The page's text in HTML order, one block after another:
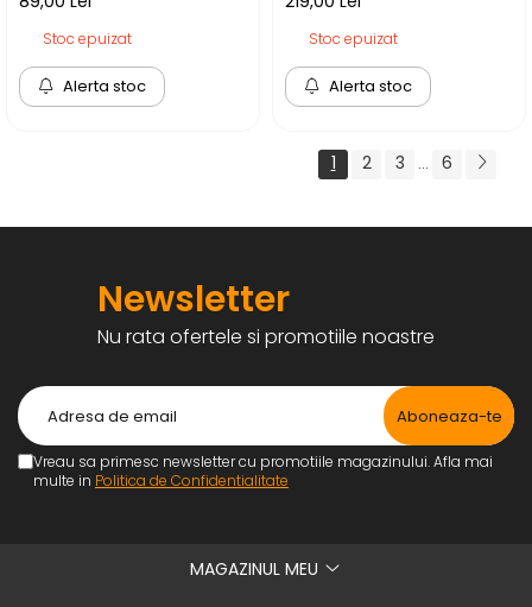
Stoc epuizat
Alerta stoc
Stoc epuizat
Alerta stoc
1 2 3 ... 6
Newsletter
Nu rata ofertele si promotiile noastre
Vreau sa primesc newsletter cu promotiile magazinului. Afla mai
multe in Politica de Confidentialitate
MAGAZINUL MEU